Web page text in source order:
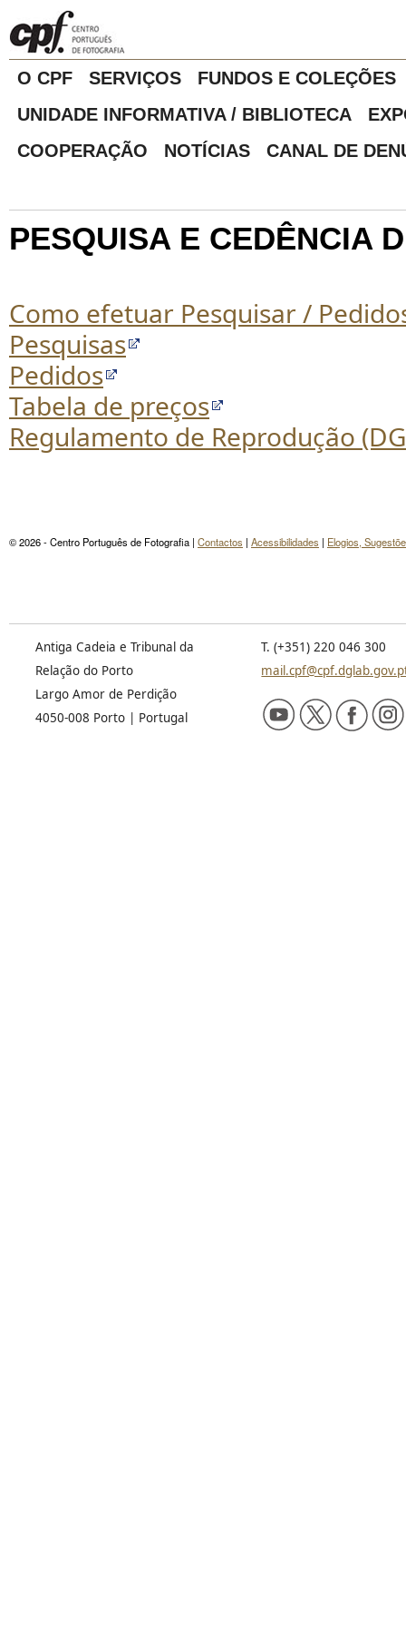
O CPF SERVIÇOS
FUNDOS E COLEÇÕES
UNIDADE INFORMATIVA / BIBLIOTECA
COOPERAÇÃO
NOTÍCIAS CANAL DE
PESQUISA E CEDÊNCIA
Como efetuar Pesquisar /
Pesquisas
Pedidos
Tabela de preços
Regulamento de Reprodução
Antiga Cadeia e Tribunal da
Relação do Porto
Largo Amor de Perdição
4050-008 Porto | Portugal
T. (+351) 220 046 300
© 2026 - Centro Português de Fotografia | Contactos | Acessibilidades | Elogios,